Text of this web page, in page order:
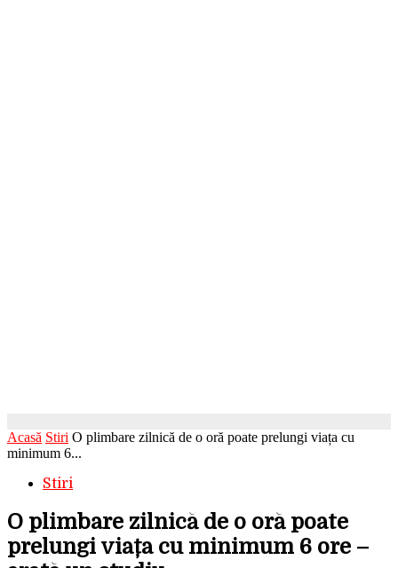
Acasă Stiri O plimbare zilnică de o oră poate prelungi viața cu
minimum 6...
Stiri
O plimbare zilnică de o oră poate
prelungi viața cu minimum 6 ore –